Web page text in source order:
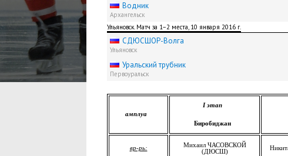
Водник
Архангельск
Ульяновск. Матч за 1−2 места, 10 января 2016 г.
СДЮCШОР-Волга
Ульяновск
Уральский трубник
Первоуральск
амплуа
Iэтап
Биробиджан
вр-рь:
Михаил ЧАСОВСКОЙ
(ДЮСШ)